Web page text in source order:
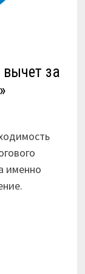
за
именно